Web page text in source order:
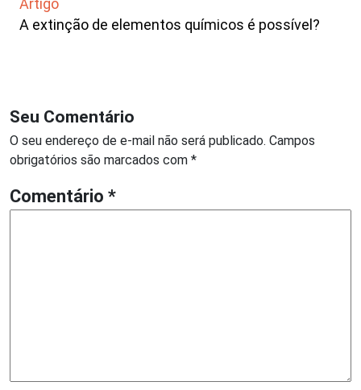
Artigo
A extinção de elementos químicos é possível?
Seu Comentário
O seu endereço de e-mail não será publicado. Campos
obrigatórios são marcados com *
Comentário *